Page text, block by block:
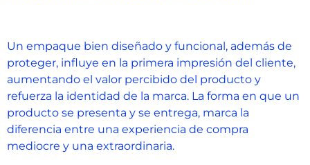
Un empaque bien diseñado y funcional, además de
proteger, influye en la primera impresión del cliente,
aumentando el valor percibido del producto y
refuerza la identidad de la marca. La forma en que un
producto se presenta y se entrega, marca la
diferencia entre una experiencia de compra
mediocre y una extraordinaria.